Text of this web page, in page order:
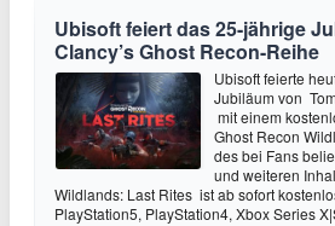
Ubisoft feiert das 25-jährige
Clancy’s Ghost Recon-Reihe
Ubisoft feierte
Jubiläum von
mit einem
Ghost Recon
des bei Fans
und weiteren
Wildlands: Last Rites ist ab sofort
PlayStation5, PlayStation4, Xbox Series